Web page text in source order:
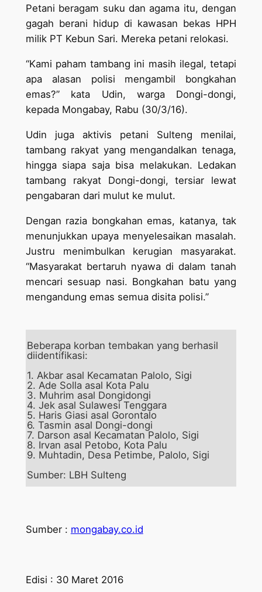
Petani beragam suku dan agama itu, dengan
gagah berani hidup di kawasan bekas HPH
milik PT Kebun Sari. Mereka petani relokasi.
“Kami paham tambang ini masih ilegal, tetapi
apa alasan polisi mengambil bongkahan
emas?” kata Udin, warga Dongi-dongi,
kepada Mongabay, Rabu (30/3/16).
Udin juga aktivis petani Sulteng menilai,
tambang rakyat yang mengandalkan tenaga,
hingga siapa saja bisa melakukan. Ledakan
tambang rakyat Dongi-dongi, tersiar lewat
pengabaran dari mulut ke mulut.
Dengan razia bongkahan emas, katanya, tak
menunjukkan upaya menyelesaikan masalah.
Justru menimbulkan kerugian masyarakat.
“Masyarakat bertaruh nyawa di dalam tanah
mencari sesuap nasi. Bongkahan batu yang
mengandung emas semua disita polisi.”
Beberapa korban tembakan yang berhasil
diidentifikasi:
1. Akbar asal Kecamatan Palolo, Sigi
2. Ade Solla asal Kota Palu
3. Muhrim asal Dongidongi
4. Jek asal Sulawesi Tenggara
5. Haris Giasi asal Gorontalo
6. Tasmin asal Dongi-dongi
7. Darson asal Kecamatan Palolo, Sigi
8. Irvan asal Petobo, Kota Palu
9. Muhtadin, Desa Petimbe, Palolo, Sigi
Sumber: LBH Sulteng
Sumber : mongabay.co.id
Edisi : 30 Maret 2016